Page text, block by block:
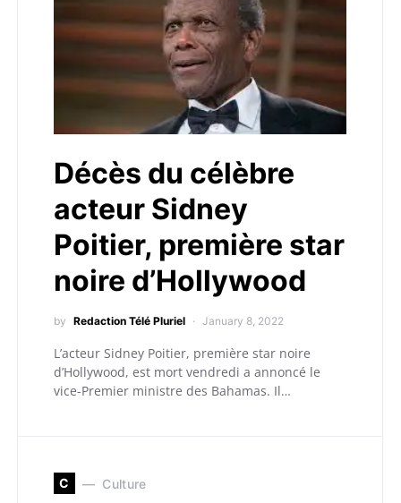
Décès du célèbre
acteur Sidney
Poitier, première star
noire d’Hollywood
by Redaction Télé Pluriel January 8, 2022
L’acteur Sidney Poitier, première star noire
d’Hollywood, est mort vendredi a annoncé le
vice-Premier ministre des Bahamas. Il…
C Culture